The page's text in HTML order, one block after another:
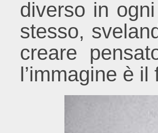
diverso in
stesso,
creare
l’immagine è